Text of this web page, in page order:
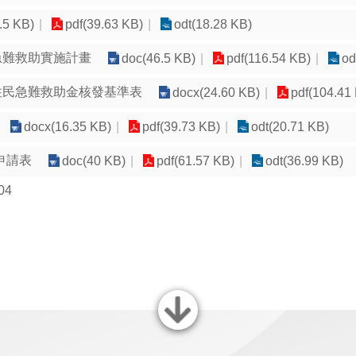
KB) pdf(39.63 KB) odt(18.28 KB)
救助實施計畫 doc(46.5 KB) pdf(116.54 KB)
急難救助金核發基準表 docx(24.60 KB) pdf(104.41
docx(16.35 KB) pdf(39.73 KB) odt(20.71 KB)
請表 doc(40 KB) pdf(61.57 KB) odt(36.99 KB)
關閉